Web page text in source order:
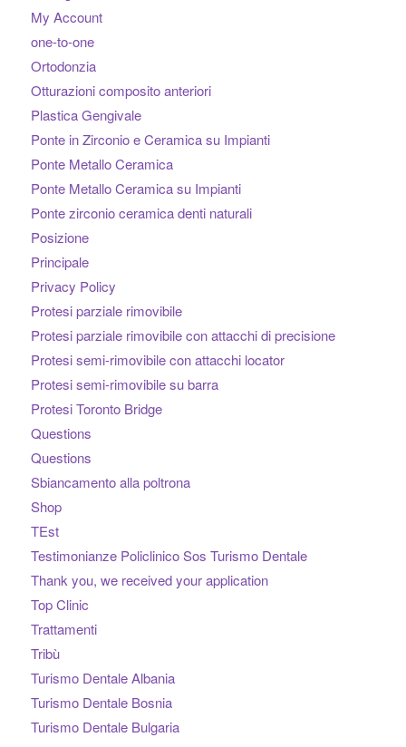
My Account
one-to-one
Ortodonzia
Otturazioni composito anteriori
Plastica Gengivale
Ponte in Zirconio e Ceramica su Impianti
Ponte Metallo Ceramica
Ponte Metallo Ceramica su Impianti
Ponte zirconio ceramica denti naturali
Posizione
Principale
Privacy Policy
Protesi parziale rimovibile
Protesi parziale rimovibile con attacchi di precisione
Protesi semi-rimovibile con attacchi locator
Protesi semi-rimovibile su barra
Protesi Toronto Bridge
Questions
Questions
Sbiancamento alla poltrona
Shop
TEst
Testimonianze Policlinico Sos Turismo Dentale
Thank you, we received your application
Top Clinic
Trattamenti
Tribù
Turismo Dentale Albania
Turismo Dentale Bosnia
Turismo Dentale Bulgaria